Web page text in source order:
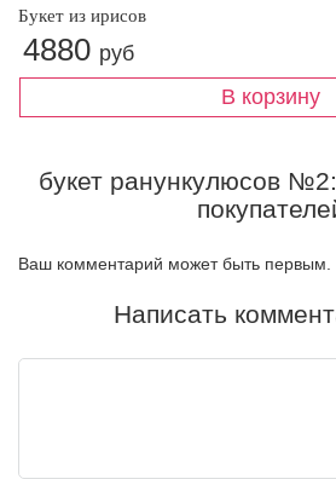
Букет из ирисов
4880 руб
букет ранункулюсов
Ваш комментарий может быть первым.
Написать